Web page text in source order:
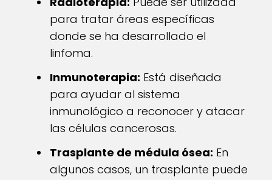
para tratar áreas específicas
donde se ha desarrollado el
linfoma.
Inmunoterapia: Está diseñada
para ayudar al sistema
inmunológico a reconocer y atacar
las células cancerosas.
Trasplante de médula ósea: En
algunos casos, un trasplante puede